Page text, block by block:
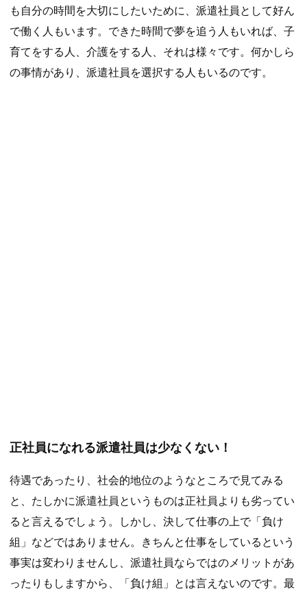
も自分の時間を大切にしたいために、派遣社員として好ん
で働く人もいます。できた時間で夢を追う人もいれば、子
育てをする人、介護をする人、それは様々です。何かしら
の事情があり、派遣社員を選択する人もいるのです。
正社員になれる派遣社員は少なくない！
待遇であったり、社会的地位のようなところで見てみる
と、たしかに派遣社員というものは正社員よりも劣ってい
ると言えるでしょう。しかし、決して仕事の上で「負け
組」などではありません。きちんと仕事をしているという
事実は変わりませんし、派遣社員ならではのメリットがあ
ったりもしますから、「負け組」とは言えないのです。最